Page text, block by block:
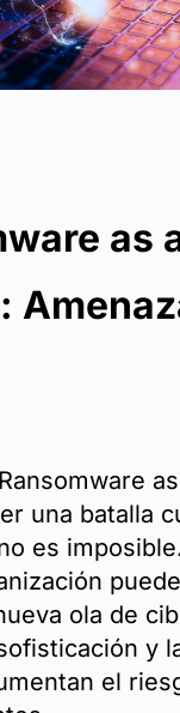
as
una batalla
es
ola de
y
el